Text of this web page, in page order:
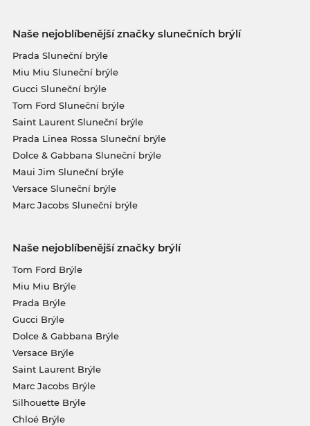
Naše nejoblíbenější značky slunečních brýlí
Prada Sluneční brýle
Miu Miu Sluneční brýle
Gucci Sluneční brýle
Tom Ford Sluneční brýle
Saint Laurent Sluneční brýle
Prada Linea Rossa Sluneční brýle
Dolce & Gabbana Sluneční brýle
Maui Jim Sluneční brýle
Versace Sluneční brýle
Marc Jacobs Sluneční brýle
Naše nejoblíbenější značky brýlí
Tom Ford Brýle
Miu Miu Brýle
Prada Brýle
Gucci Brýle
Dolce & Gabbana Brýle
Versace Brýle
Saint Laurent Brýle
Marc Jacobs Brýle
Silhouette Brýle
Chloé Brýle